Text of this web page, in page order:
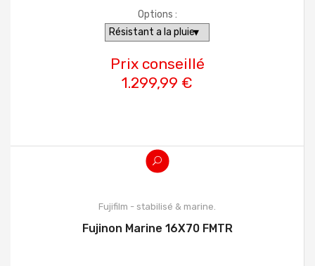
Options :
Prix conseillé
1.299,99 €
Fujifilm - stabilisé & marine.
Fujinon Marine 16X70 FMTR